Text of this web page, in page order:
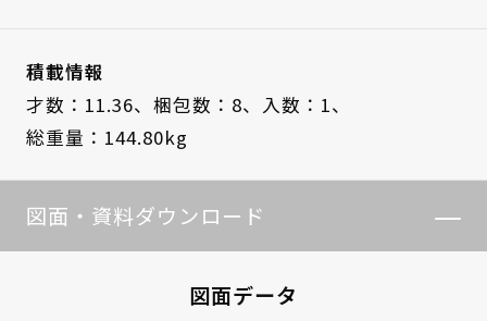
積載情報
才数：11.36、 梱包数：8、
入数：1、
総重量：144.80kg
図面・資料ダウンロード
図面データ